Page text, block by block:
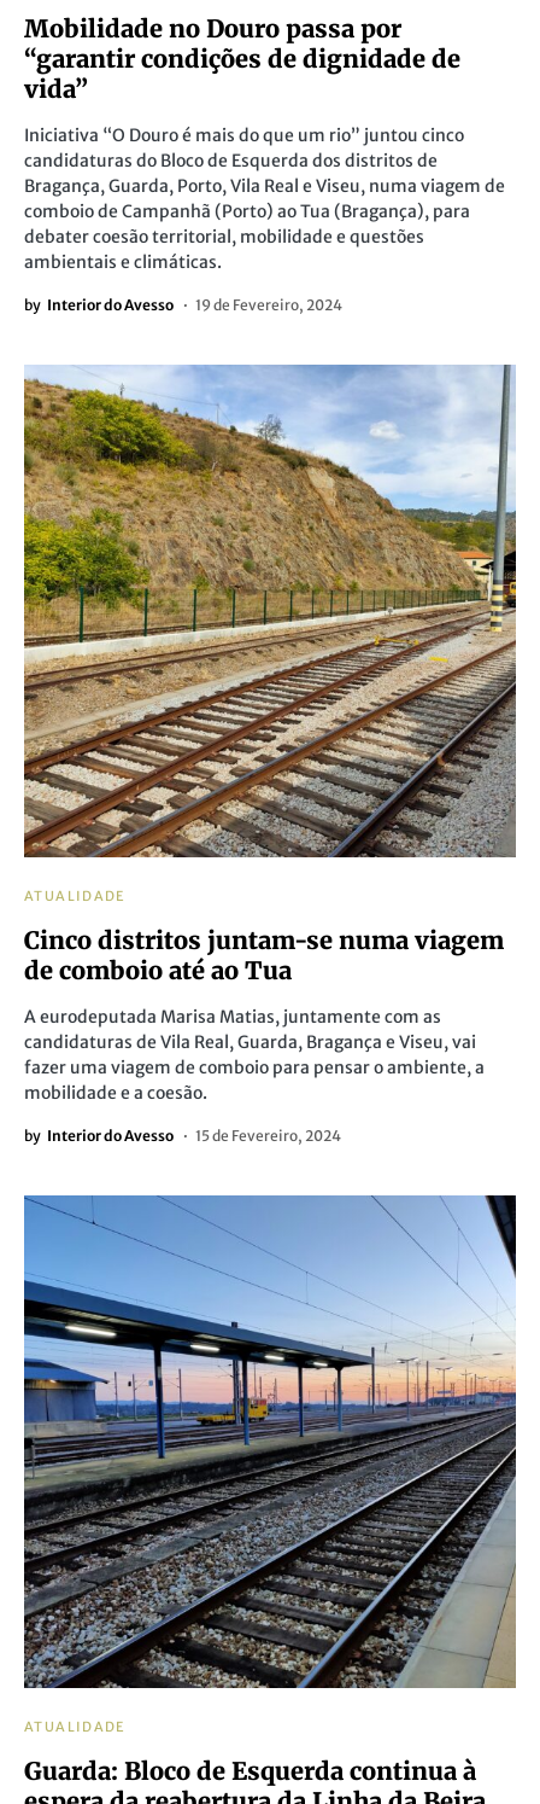
Mobilidade no Douro passa por
“garantir condições de dignidade de
vida”
Iniciativa “O Douro é mais do que um rio” juntou cinco
candidaturas do Bloco de Esquerda dos distritos de
Bragança, Guarda, Porto, Vila Real e Viseu, numa viagem de
comboio de Campanhã (Porto) ao Tua (Bragança), para
debater coesão territorial, mobilidade e questões
ambientais e climáticas.
by Interior do Avesso 19 de Fevereiro, 2024
ATUALIDADE
Cinco distritos juntam-se numa viagem
de comboio até ao Tua
A eurodeputada Marisa Matias, juntamente com as
candidaturas de Vila Real, Guarda, Bragança e Viseu, vai
fazer uma viagem de comboio para pensar o ambiente, a
mobilidade e a coesão.
by Interior do Avesso 15 de Fevereiro, 2024
ATUALIDADE
Guarda: Bloco de Esquerda continua à